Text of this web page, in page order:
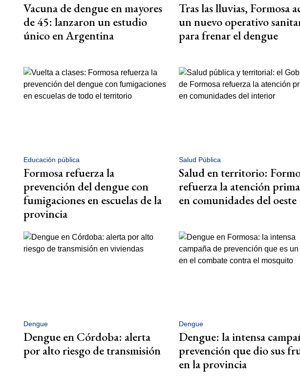
Vacuna de dengue en mayores
de 45: lanzaron un estudio
único en Argentina
Tras las lluvias, Formosa
un nuevo operativo
para frenar el dengue
Educación pública
Formosa refuerza la
prevención del dengue con
fumigaciones en escuelas de la
provincia
Salud Pública
Salud en territorio:
refuerza la atención
en comunidades del oeste
Dengue
Dengue en Córdoba: alerta
por alto riesgo de transmisión
Dengue
Dengue: la intensa
prevención que dio sus
en la provincia